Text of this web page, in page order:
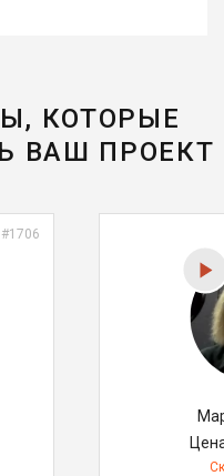
КОТОРЫЕ
ВАШ ПРОЕКТ
#1706